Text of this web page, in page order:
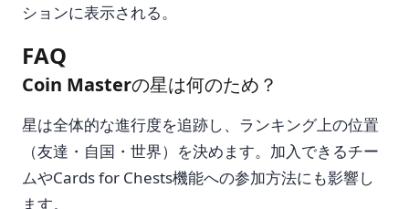
ションに表示される。
FAQ
Coin Masterの星は何のため？
星は全体的な進行度を追跡し、ランキング上の位置
（友達・自国・世界）を決めます。加入できるチー
ムやCards for Chests機能への参加方法にも影響し
ます。